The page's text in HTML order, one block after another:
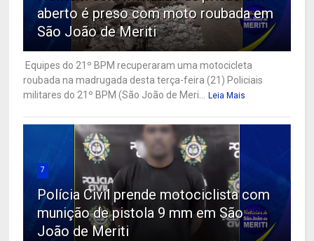
aberto é preso com moto roubada em
São João de Meriti
Equipes do 21º BPM recuperaram uma motocicleta
roubada na madrugada desta terça-feira (21) Policiais
militares do 21º BPM (São João de Meri... Leia Mais
7
Polícia Civil prende motociclista com
munição de pistola 9 mm em São
João de Meriti